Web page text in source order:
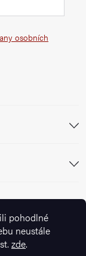
pohodlné
neustále
zde.
osobních